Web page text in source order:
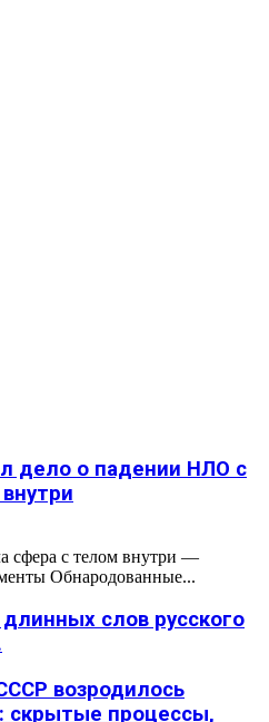
дело о падении НЛО с
сфера с телом внутри —
Обнародованные...
слов русского
возродилось
скрытые процессы,